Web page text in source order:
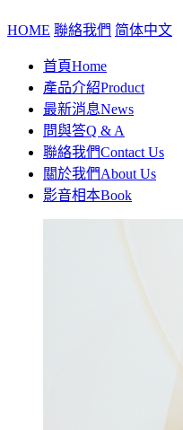
HOME 聯絡我們 简体中文
首頁Home
產品介紹Product
最新消息News
問與答Q & A
聯絡我們Contact Us
關於我們About Us
影音相本Book